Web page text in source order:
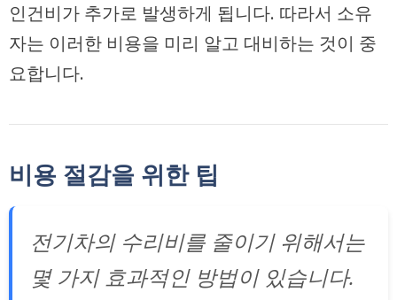
인건비가 추가로 발생하게 됩니다. 따라서 소유
자는 이러한 비용을 미리 알고 대비하는 것이 중
요합니다.
비용 절감을 위한 팁
전기차의 수리비를 줄이기 위해서는
몇 가지 효과적인 방법이 있습니다.